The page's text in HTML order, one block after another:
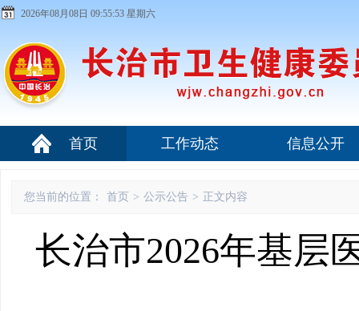
2026年08月08日 09:55:54 星期六
首页 工作动态 信息公开
您当前的位置： 首页 > 公示公告 > 正文内容
长治市2026年基层